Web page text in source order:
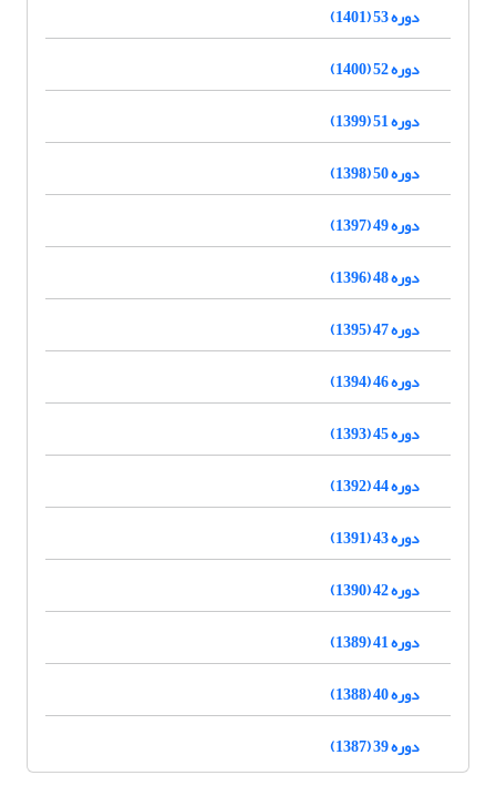
دوره 53 (1401)
دوره 52 (1400)
دوره 51 (1399)
دوره 50 (1398)
دوره 49 (1397)
دوره 48 (1396)
دوره 47 (1395)
دوره 46 (1394)
دوره 45 (1393)
دوره 44 (1392)
دوره 43 (1391)
دوره 42 (1390)
دوره 41 (1389)
دوره 40 (1388)
دوره 39 (1387)